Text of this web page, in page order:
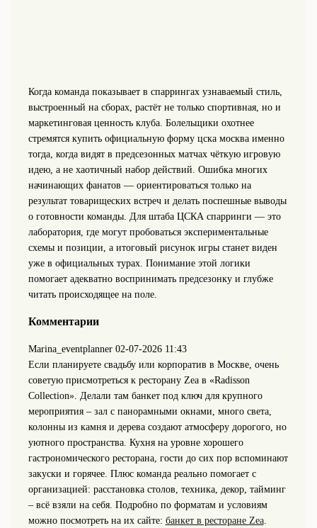
Когда команда показывает в спаррингах узнаваемый стиль,
выстроенный на сборах, растёт не только спортивная, но и
маркетинговая ценность клуба. Болельщики охотнее
стремятся купить официальную форму цска москва именно
тогда, когда видят в предсезонных матчах чёткую игровую
идею, а не хаотичный набор действий. Ошибка многих
начинающих фанатов — ориентироваться только на
результат товарищеских встреч и делать поспешные выводы
о готовности команды. Для штаба ЦСКА спарринги — это
лаборатория, где могут пробоваться экспериментальные
схемы и позиции, а итоговый рисунок игры станет виден
уже в официальных турах. Понимание этой логики
помогает адекватно воспринимать предсезонку и глубже
читать происходящее на поле.
Комментарии
Marina_eventplanner 02-07-2026 11:43
Если планируете свадьбу или корпоратив в Москве, очень
советую присмотреться к ресторану Zea в «Radisson
Collection». Делали там банкет под ключ для крупного
мероприятия – зал с панорамными окнами, много света,
колонны из камня и дерева создают атмосферу дорогого, но
уютного пространства. Кухня на уровне хорошего
гастрономического ресторана, гости до сих пор вспоминают
закуски и горячее. Плюс команда реально помогает с
организацией: расстановка столов, техника, декор, тайминг
– всё взяли на себя. Подробно по форматам и условиям
можно посмотреть на их сайте: банкет в ресторане Zea.